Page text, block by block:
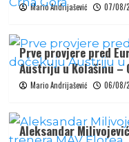
Mario Andrijašević 07/08/
Prve provjere pred
Austriju u Kolašinu –
Mario Andrijašević 06/08/
Aleksandar